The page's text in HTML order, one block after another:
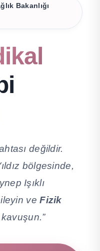
Bakanlığı
değildir.
bölgesinde,
Işıklı
veFizik